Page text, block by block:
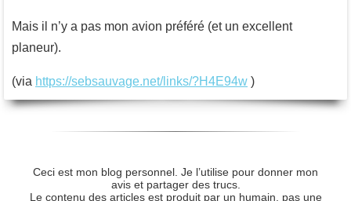
Mais il n’y a pas mon avion préféré (et un excellent
planeur).
(via https://sebsauvage.net/links/?H4E94w )
Ceci est mon blog personnel. Je l’utilise pour donner mon
avis et partager des trucs.
Le contenu des articles est produit par un humain, pas une